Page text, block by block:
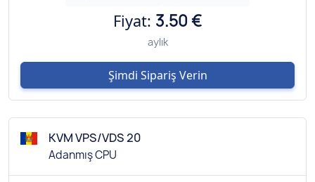
Fiyat: 3.50 €
aylık
Şimdi Sipariş Verin
KVM VPS/VDS 20
Adanmış CPU